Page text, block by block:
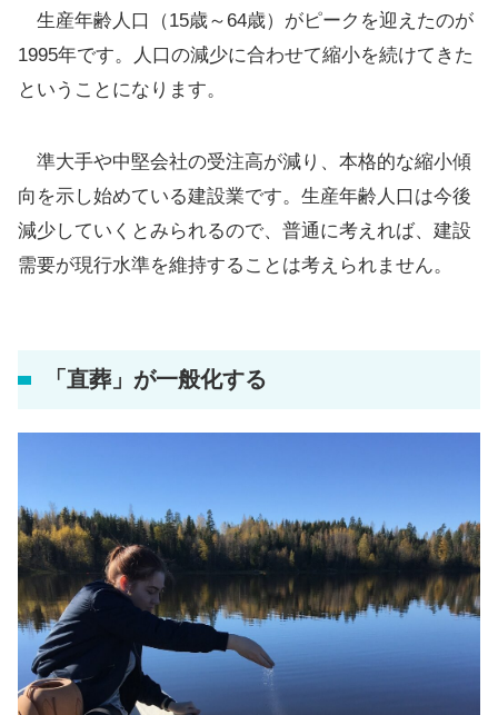
生産年齢人口（15歳～64歳）がピークを迎えたのが
1995年です。人口の減少に合わせて縮小を続けてきた
ということになります。
準大手や中堅会社の受注高が減り、本格的な縮小傾
向を示し始めている建設業です。生産年齢人口は今後
減少していくとみられるので、普通に考えれば、建設
需要が現行水準を維持することは考えられません。
「直葬」が一般化する